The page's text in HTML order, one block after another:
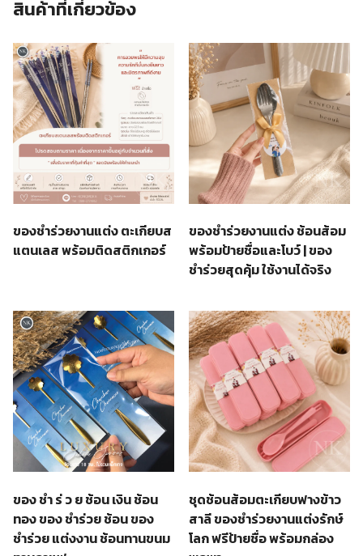
สินค้าที่เกี่ยวข้อง
ของชำร่วยงานแต่ง ตะเกียบส
แตนเลส พร้อมติดสติกเกอร์
ของชำร่วยงานแต่ง ช้อนส้อม
พร้อมป้ายชื่อและโบว์ | ของ
ชำร่วยสุดคุ้ม ใช้งานได้จริง
ของ ชํา ร่ ว ย ช้อน เงิน ช้อน
ทอง ของ ชำร่วย ช้อน ของ
ชำร่วย แต่งงาน ช้อนทานขนม
ชุดช้อนส้อมตะเกียบฟางข้าว
สาลี ของชำร่วยงานแต่งรักษ์
โลก ฟรีป้ายชื่อ พร้อมกล่อง